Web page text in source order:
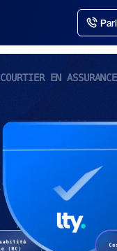
COURTIER EN